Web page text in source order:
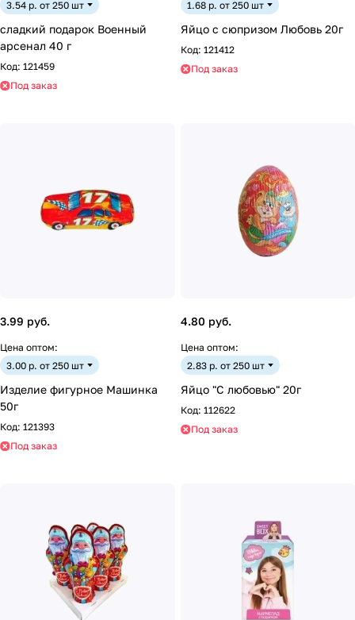
3.54 р. от 250 шт
сладкий подарок Военный
арсенал 40 г
Код: 121459
Под заказ
1.68 р. от 250 шт
Яйцо с сюпризом Любовь 20г
Код: 121412
Под заказ
3.99 руб.
Цена оптом:
3.00 р. от 250 шт
Изделие фигурное Машинка
50г
Код: 121393
Под заказ
4.80 руб.
Цена оптом:
2.83 р. от 250 шт
Яйцо "С любовью" 20г
Код: 112622
Под заказ